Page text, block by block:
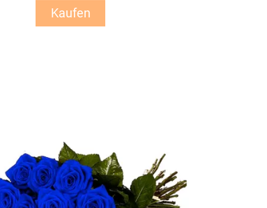
Kaufen